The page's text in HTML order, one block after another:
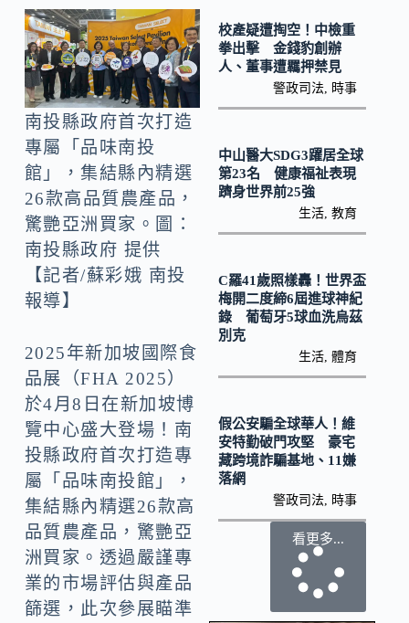
b
o
o
k
p
y
Li
n
k
南投縣政府首次打造
專屬「品味南投
館」，集結縣內精選
26款高品質農產品，
驚艷亞洲買家。圖：
南投縣政府 提供
【記者/蘇彩娥 南投
報導】
2025年新加坡國際食
品展（FHA 2025）
於4月8日在新加坡博
覽中心盛大登場！南
投縣政府首次打造專
屬「品味南投館」，
集結縣內精選26款高
品質農產品，驚艷亞
洲買家。透過嚴謹專
業的市場評估與產品
篩選，此次參展瞄準
校產疑遭掏空！中檢重
拳出擊 金錢豹創辦
人、董事遭羈押禁見
警政司法 時事
中山醫大SDG3躍居全球
第23名 健康福祉表現
躋身世界前25強
生活 ,教育
C羅41歲照樣轟！世界盃
梅開二度締6屆進球神紀
錄 葡萄牙5球血洗烏茲
別克
生活 ,體育
假公安騙全球華人！維
安特勤破門攻堅 豪宅
藏跨境詐騙基地、11嫌
落網
警政司法 時事
看更多...